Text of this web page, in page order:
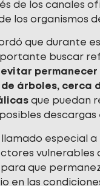
de los canales
los organismos
que durante
buscar
evitar permanecer
árboles, cerca
que puedan
descargas
llamado especial
vulnerables
que
en las